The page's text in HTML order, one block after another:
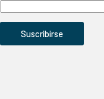
Suscribirse